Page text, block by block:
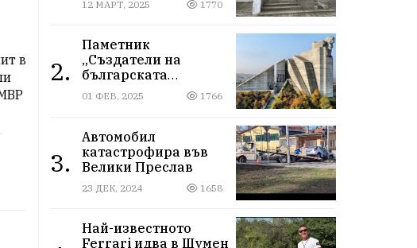
в
12 МАРТ, 2025 1770
2.
Паметник
„Създатели на
българската
държава“
01 ФЕВ, 2025 1766
3.
Автомобил
катастрофира във
Велики Преслав
23 ДЕК, 2024 1658
Най-известното
Ferrari идва в Шумен